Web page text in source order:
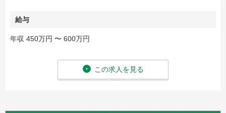
給与
年収 450万円 〜 600万円
この求人を見る